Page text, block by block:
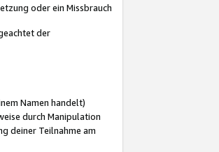
oder ein Missbrauch
der
Namen handelt)
durch Manipulation
deiner Teilnahme am